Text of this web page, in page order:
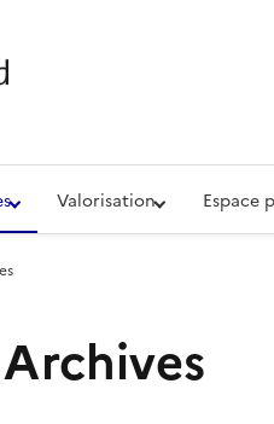
et de production
Valorisation Espace
Archives